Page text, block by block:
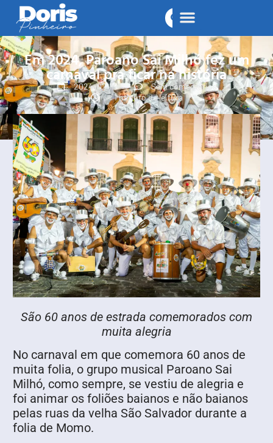
Em 2024, Paroano Sai Milhó fez um
carnaval pra ficar na história
2024-02-15
Sem comentários
< 1 minuto de leitura
São 60 anos de estrada comemorados com
muita alegria
No carnaval em que comemora 60 anos de
muita folia, o grupo musical Paroano Sai
Milhó, como sempre, se vestiu de alegria e
foi animar os foliões baianos e não baianos
pelas ruas da velha São Salvador durante a
folia de Momo.